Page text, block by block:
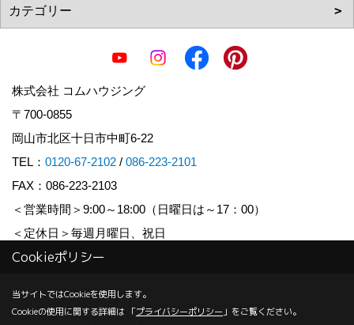
株式会社 コムハウジング
〒700-0855
岡山市北区十日市中町6-22
TEL： 0120-67-2102 / 086-223-2101
FAX：086-223-2103
＜営業時間＞9:00～18:00（日曜日は～17：00）
＜定休日＞毎週月曜日、祝日
Copyright (c) COM HOUSHING Inc. All Rights Reserved.
Produced byゴデスクリエイト
Cookieポリシー
当サイトではCookieを使用します。
Cookieの使用に関する詳細は 「プライバシーポリシー 」をご覧ください。